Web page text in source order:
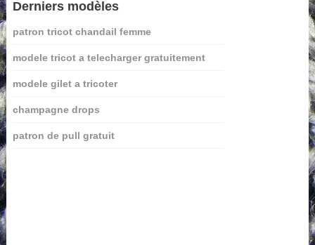
Derniers modèles
patron tricot chandail femme
modele tricot a telecharger gratuitement
modele gilet a tricoter
champagne drops
patron de pull gratuit